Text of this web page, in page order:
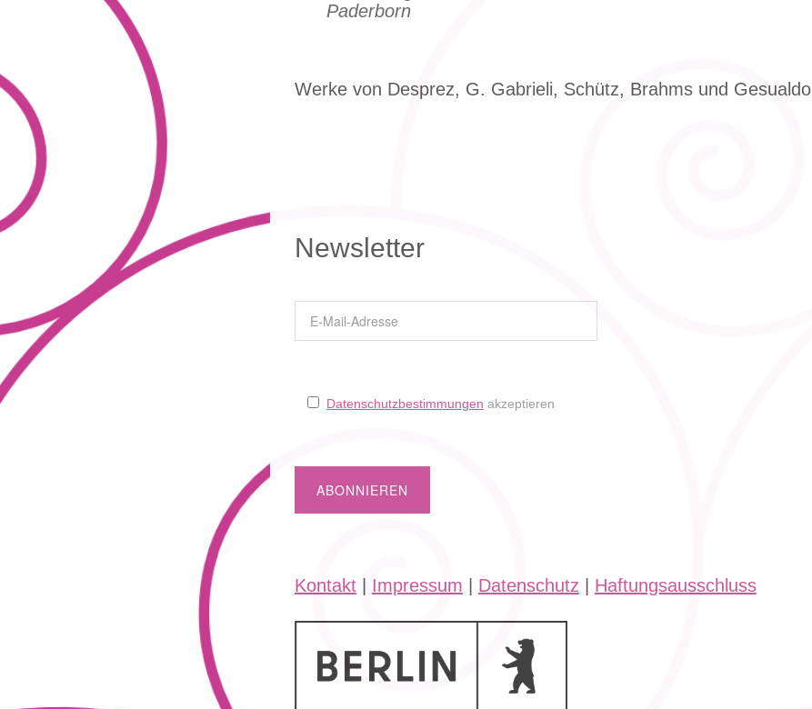
Paderborn
Werke von Desprez, G. Gabrieli, Schütz, Brahms und Gesualdo
Newsletter
Datenschutzbestimmungen akzeptieren
Kontakt| Impressum Datenschutz Haftungsausschluss